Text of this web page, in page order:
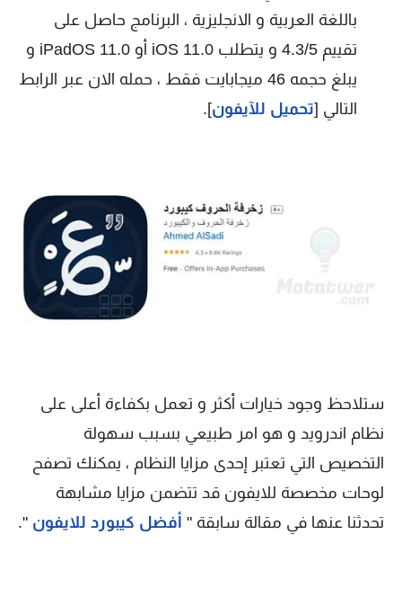
باللغة العربية و الانجليزية ، البرنامج حاصل على
تقييم 4.3/5 و يتطلب iOS 11.0 أو iPadOS 11.0 و
يبلغ حجمه 46 ميجابايت فقط ، حمله الان عبر الرابط
التالي [تحميل للآيفون].
ستلاحظ وجود خيارات أكثر و تعمل بكفاءة أعلى على
نظام اندرويد و هو امر طبيعي بسبب سهولة
التخصيص التي تعتبر إحدى مزايا النظام ، يمكنك تصفح
لوحات مخصصة للايفون قد تتضمن مزايا مشابهة
تحدثنا عنها في مقالة سابقة " أفضل كيبورد للايفون ".